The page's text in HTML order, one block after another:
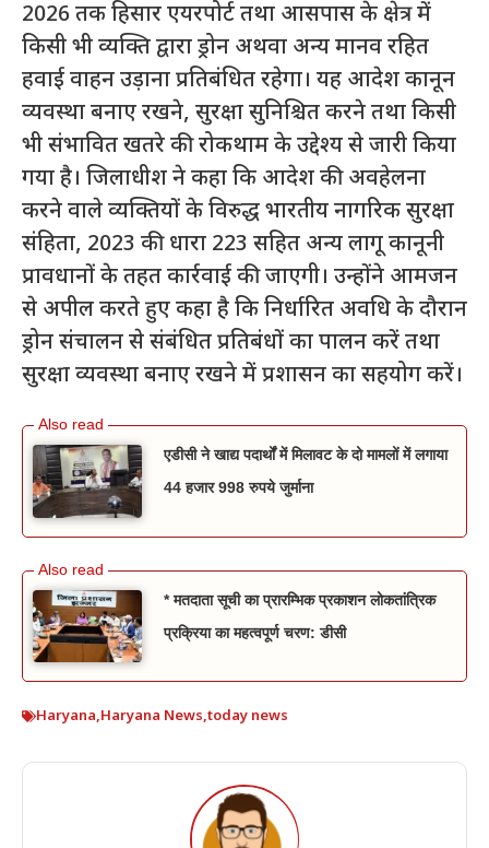
2026 तक हिसार एयरपोर्ट तथा आसपास के क्षेत्र में
किसी भी व्यक्ति द्वारा ड्रोन अथवा अन्य मानव रहित
हवाई वाहन उड़ाना प्रतिबंधित रहेगा। यह आदेश कानून
व्यवस्था बनाए रखने, सुरक्षा सुनिश्चित करने तथा किसी
भी संभावित खतरे की रोकथाम के उद्देश्य से जारी किया
गया है। जिलाधीश ने कहा कि आदेश की अवहेलना
करने वाले व्यक्तियों के विरुद्ध भारतीय नागरिक सुरक्षा
संहिता, 2023 की धारा 223 सहित अन्य लागू कानूनी
प्रावधानों के तहत कार्रवाई की जाएगी। उन्होंने आमजन
से अपील करते हुए कहा है कि निर्धारित अवधि के दौरान
ड्रोन संचालन से संबंधित प्रतिबंधों का पालन करें तथा
सुरक्षा व्यवस्था बनाए रखने में प्रशासन का सहयोग करें।
एडीसी ने खाद्य पदार्थों में मिलावट के दो मामलों में लगाया
44 हजार 998 रुपये जुर्माना
* मतदाता सूची का प्रारम्भिक प्रकाशन लोकतांत्रिक
प्रक्रिया का महत्वपूर्ण चरण: डीसी
Haryana,Haryana News,today news